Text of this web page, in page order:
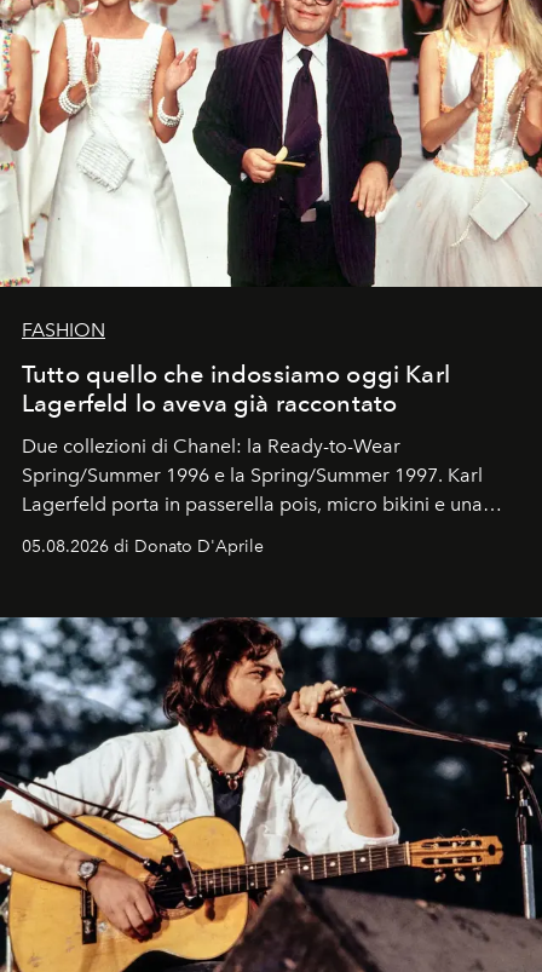
FASHION
Tutto quello che indossiamo oggi Karl
Lagerfeld lo aveva già raccontato
Due collezioni di Chanel: la Ready-to-Wear
Spring/Summer 1996 e la Spring/Summer 1997. Karl
Lagerfeld porta in passerella pois, micro bikini e una
logomania pensata per la spiaggia
Kate, Claudia e Carla una dietro l'altra. Trent'anni dopo,
uno dei documenti più contemporanei che abbiamo.
05.08.2026 di Donato D'Aprile